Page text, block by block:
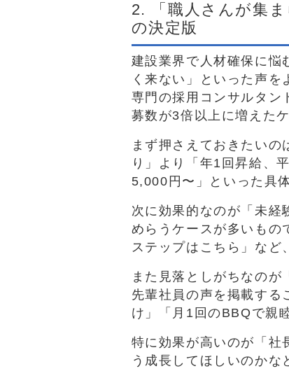
2. 「職人さんが集
の決定版
建設業界で人材確保に悩
く来ない」といった声
専門の採用コンサルタン
募数が3倍以上に増えた
まず押さえておきたい
り」より「年1回昇給、
5,000円〜」といった具
次に効果的なのが「未経
めらうケースが多いもの
ステップはこちら」など
また見落としがちなの
先輩社員の声を掲載する
け」「月1回のBBQで親
特に効果が高いのが「社
う成長してほしいのか